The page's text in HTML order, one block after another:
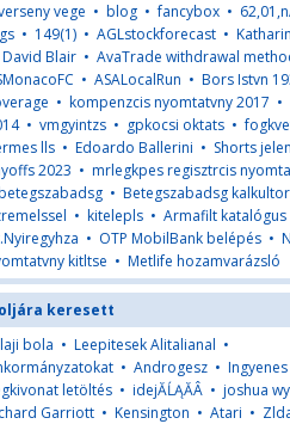
vege • blog •fancybox •
• 149(1) • AGLstockforecast •
David Blair • AvaTrade withdrawal
• ASALocalRun • Bors Istvn
• kompenzcis nyomtatvny 2017 •
• vmgyintzs • gpkocsi oktats •
lls • Edoardo Ballerini • Shorts
2023 • mrlegkpes regisztrcis
• Betegszabadsg kalkultor
• kitelepls • Armafilt katalógus
• OTP MobilBank belépés •
kitltse • Metlife hozamvarázsló
keresett
bola • Leepitesek Alitalianal •
• Androgesz • Ingyenes
letöltés • idejĂĹĄĂÂ • joshua
Garriott • Kensington • Atari •